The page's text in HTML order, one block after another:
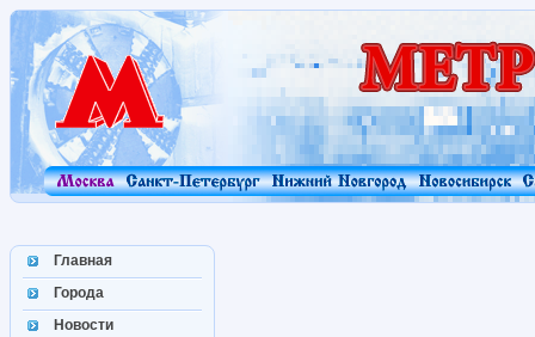
Главная
Города
Новости